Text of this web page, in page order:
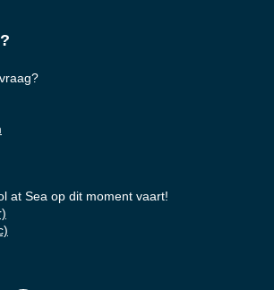
at Sea op dit moment vaart!